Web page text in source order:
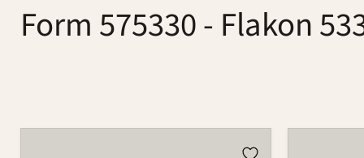
Form 575330 - Flakon